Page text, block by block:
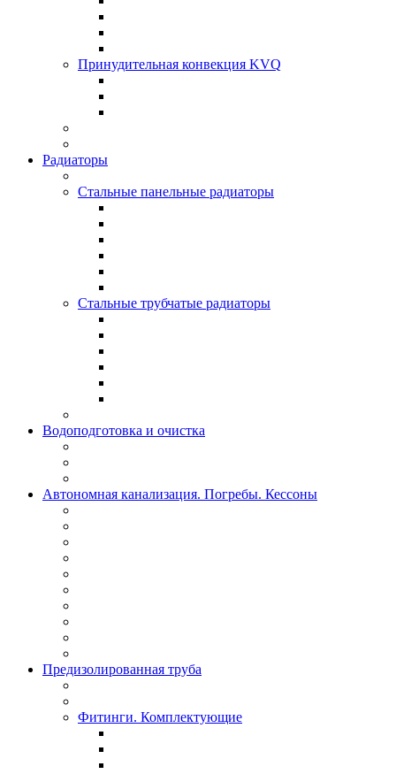
Принудительная конвекция KVQ
Радиаторы
Стальные панельные радиаторы
Стальные трубчатые радиаторы
Водоподготовка и очистка
Автономная канализация. Погребы. Кессоны
Предизолированная труба
Фитинги. Комплектующие